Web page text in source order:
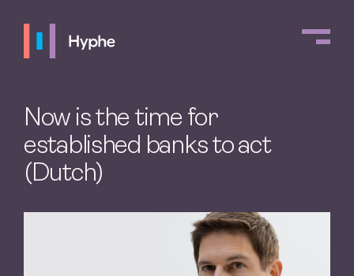
Now is the time for
established banks to act
(Dutch)